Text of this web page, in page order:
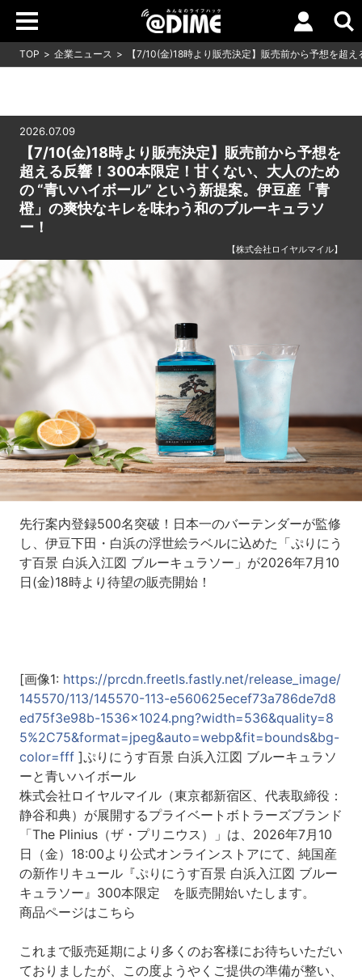
TOP 企業ニュース 【7/10(金)18時より販売決定】販売前から予想を超
2026.07.09
【7/10(金)18時より販売決定】販売前から予想を
超える反響！300本限定！甘くない、大人のため
の “青いハイボール” という新提案。伊豆産「青
橙」の爽快なキレを味わう和のブルーキュラソ
ー！
【株式会社ロイヤルマイル】
先行案内登録500名突破！日本一のバーテンダーが監修
し、伊豆下田・白浜の浮世絵ラベルに込めた「ぷりにう
す百景 白浜入江図 ブルーキュラソー」が2026年7月10
日(金)18時より待望の販売開始！
[画像1: https://prcdn.freetls.fastly.net/release_image/
145570/113/145570-113-e560625ecef73a786de7d8
ed75f3e98b-1536x1024.png?width=536&quality=8
5%2C75&format=jpeg&auto=webp&fit=bounds&bg-
color=fff]ぷりにうす百景 白浜入江図 ブルーキュラソ
ーと青いハイボール
株式会社ロイヤルマイル（東京都新宿区、代表取締役：
静谷和典）が展開するプライベートボトラーズブランド
「The Plinius（ザ・プリニウス）」は、2026年7月10
日（金）18:00より公式オンラインストアにて、純国産
の新作リキュール『ぷりにうす百景 白浜入江図 ブルー
キュラソー』300本限定 を販売開始いたします。
商品ページはこちら
これまで販売延期により多くのお客様にお待ちいただい
ておりましたが、この度ようやくご提供の準備が整い、